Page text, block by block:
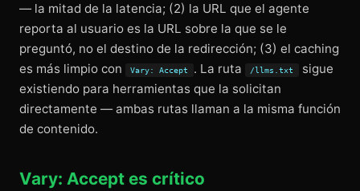
— la mitad de la latencia; (2) la URL que el agente
reporta al usuario es la URL sobre la que se le
preguntó, no el destino de la redirección; (3) el caching
es más limpio con
Vary: Accept . La ruta /llms.txt
sigue
existiendo para herramientas que la solicitan
directamente — ambas rutas llaman a la misma función
de contenido.
Vary: Accept es crítico